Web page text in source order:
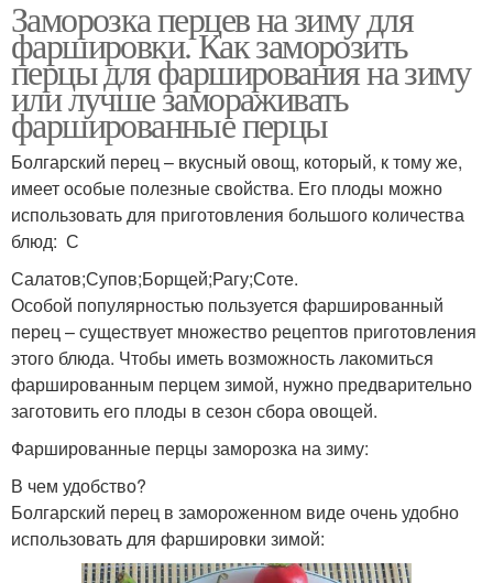
Заморозка перцев на зиму для
фаршировки. Как заморозить
перцы для фарширования на зиму
или лучше замораживать
фаршированные перцы
Болгарский перец – вкусный овощ, который, к тому же,
имеет особые полезные свойства. Его плоды можно
использовать для приготовления большого количества
блюд: С
Салатов;Супов;Борщей;Рагу;Соте.
Особой популярностью пользуется фаршированный
перец – существует множество рецептов приготовления
этого блюда. Чтобы иметь возможность лакомиться
фаршированным перцем зимой, нужно предварительно
заготовить его плоды в сезон сбора овощей.
Фаршированные перцы заморозка на зиму:
В чем удобство?
Болгарский перец в замороженном виде очень удобно
использовать для фаршировки зимой: